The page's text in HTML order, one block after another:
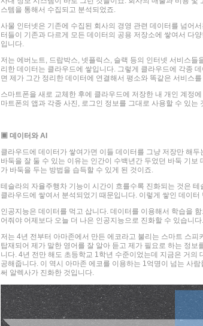
스템을 통해서 수집되고 분석되었죠.
사물 인터넷은 기존에 수집된 회사의 경영 관련 데이터를 넘어
터들이 기존과 다르게 모든 데이터의 공용 저장소에 쌓여서 다
입니다.
저는 에버노트, 드랍박스, 넷플릭스, 슬랙 등의 인터넷 서비스
리한 데이터는 클라우드에 쌓입니다. 그렇게 클라우드에 각종
면 제가 그간 정리한 데이터에 연결해서 평소와 똑같은 서비스
스마트폰을 새로 교체한 후에 클라우드에 저장한 내 개인 계정
마트폰의 앱과 각종 사진, 로그인 정보를 그대로 사용할 수 있
▣ 데이터와 AI
클라우드에 데이터가 쌓여가면 이들 데이터를 그냥 저장만 해
바둑을 잘 둘 수 있는 이유는 인간이 수백년간 두었던 바둑 기
가 바둑을 두는 방법을 습득할 수 있게 된 것이죠.
테슬라의 자율주행차 기능이 시간이 흐를수록 진화되는 것은
클라우드에 쌓여서 분석되었기 때문입니다. 이렇게 쌓인 데이
인공지능은 데이터를 먹고 삽니다. 데이터를 이용해서 학습을
어줘야 어제보다 오늘 더 나은 인공지능으로 진화할 수 있습니다.
저는 4년 전부터 아마존에서 만든 에코라고 불리는 스마트 스
탑재되어 제가 말한 영어를 잘 알아 듣고 제가 필요로 하는 정
니다. 4년 전만 해도 초등학교 1학년 수준이었는데 지금은 거의
공해줍니다. 이 역시 아마존 에코를 이용하는 1억명이 넘는 사
써 알렉사가 진화한 것입니다.